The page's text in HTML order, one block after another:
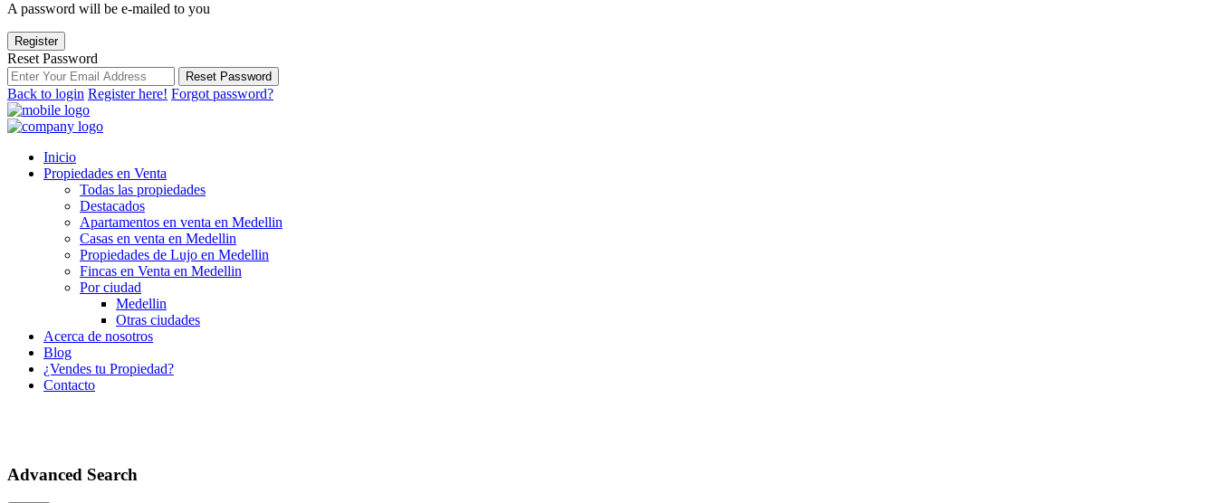
A password will be e-mailed to you
Register
Reset Password
Reset Password
Back to login Register here! Forgot password?
Inicio
Propiedades en Venta
Todas las propiedades
Destacados
Apartamentos en venta en Medellin
Casas en venta en Medellin
Propiedades de Lujo en Medellin
Fincas en Venta en Medellin
Por ciudad
Medellin
Otras ciudades
Acerca de nosotros
Blog
¿Vendes tu Propiedad?
Contacto
Advanced Search